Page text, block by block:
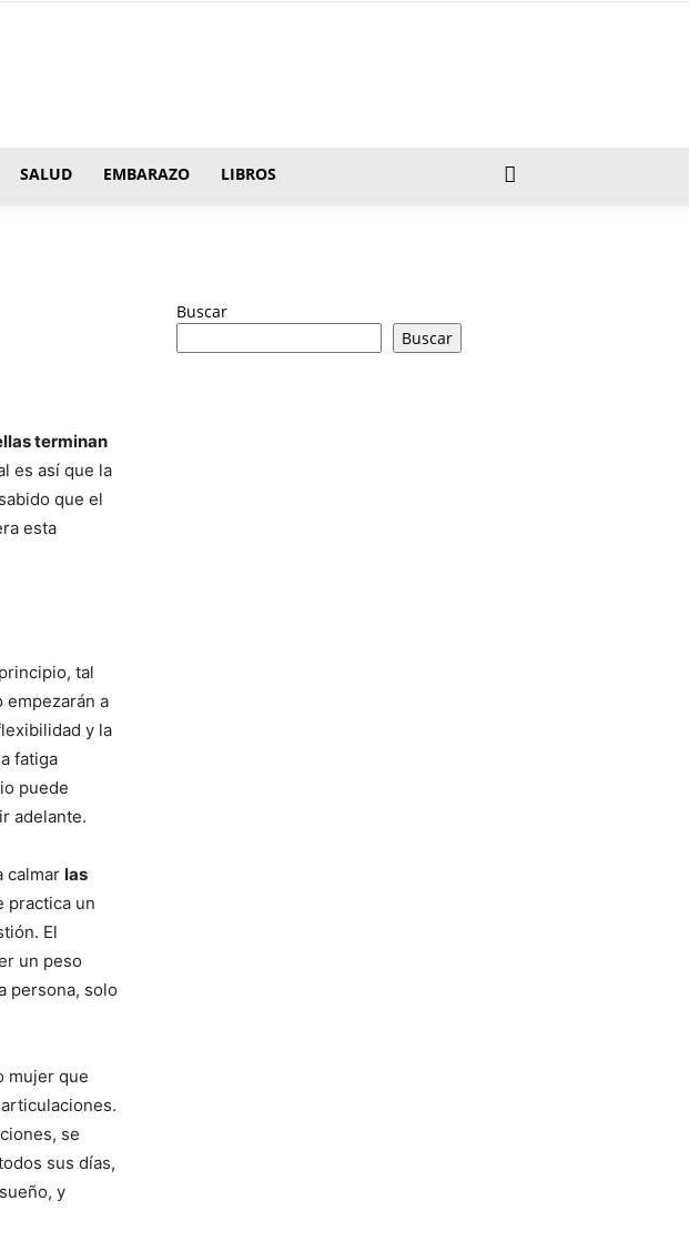
SALUD EMBARAZO LIBROS
terminan
es así que la
que el
esta
tal
empezarán a
y la
fatiga
puede
adelante.
calmar las
practica un
El
un peso
persona, solo
mujer que
se
sus días,
y
Buscar
Buscar